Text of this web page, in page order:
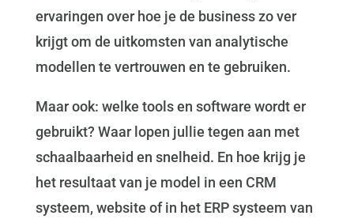
ervaringen over hoe je de business zo ver
krijgt om de uitkomsten van analytische
modellen te vertrouwen en te gebruiken.
Maar ook: welke tools en software wordt er
gebruikt? Waar lopen jullie tegen aan met
schaalbaarheid en snelheid. En hoe krijg je
het resultaat van je model in een CRM
systeem, website of in het ERP systeem van